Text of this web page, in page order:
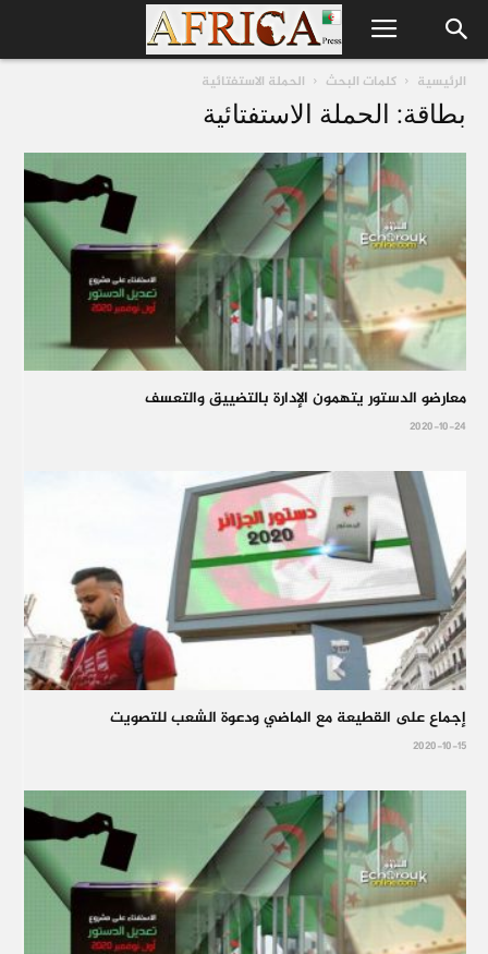
الرئيسية كلمات البحث الحملة الاستفتائية
بطاقة: الحملة الاستفتائية
معارضو الدستور يتهمون الإدارة بالتضييق والتعسف
2020-10-24
إجماع على القطيعة مع الماضي ودعوة الشعب للتصويت
2020-10-15